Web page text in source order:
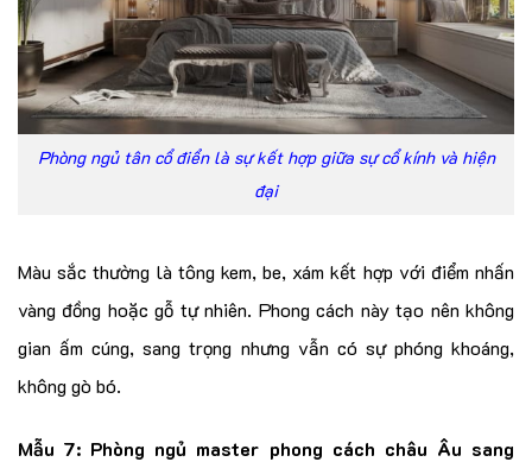
Phòng ngủ tân cổ điển là sự kết hợp giữa sự cổ kính và hiện
đại
Màu sắc thường là tông kem, be, xám kết hợp với điểm nhấn
vàng đồng hoặc gỗ tự nhiên. Phong cách này tạo nên không
gian ấm cúng, sang trọng nhưng vẫn có sự phóng khoáng,
không gò bó.
Mẫu 7: Phòng ngủ master phong cách châu Âu sang